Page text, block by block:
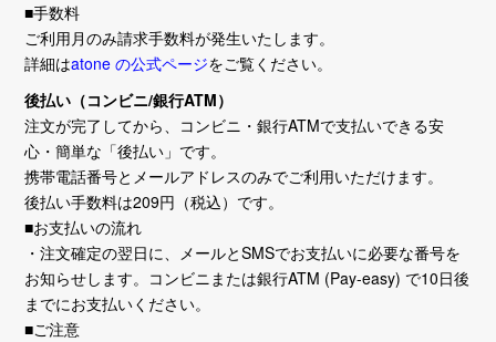
■手数料
ご利用月のみ請求手数料が発生いたします。
詳細はatone の公式ページをご覧ください。
後払い（コンビニ/銀行ATM）
注文が完了してから、コンビニ・銀行ATMで支払いできる安
心・簡単な「後払い」です。
携帯電話番号とメールアドレスのみでご利用いただけます。
後払い手数料は209円（税込）です。
■お支払いの流れ
・注文確定の翌日に、メールとSMSでお支払いに必要な番号を
お知らせします。コンビニまたは銀行ATM (Pay-easy) で10日後
までにお支払いください。
■ご注意